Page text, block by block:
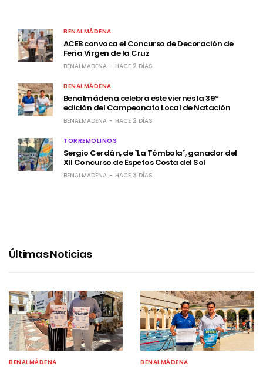
BENALMÁDENA
ACEB convoca el Concurso de Decoración de
Feria Virgen de la Cruz
BENALMADENA HACE 2 DÍAS
BENALMÁDENA
Benalmádena celebra este viernes la 39ª
edición del Campeonato Local de Natación
BENALMADENA HACE 2 DÍAS
TORREMOLINOS
Sergio Cerdán, de `La Tómbola´, ganador del
XII Concurso de Espetos Costa del Sol
BENALMADENA HACE 3 DÍAS
Últimas Noticias
BENALMÁDENA BENALMÁDENA